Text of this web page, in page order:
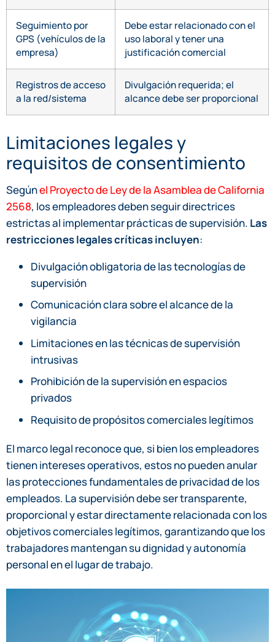
Seguimiento por
GPS (vehículos de la
empresa)
Debe estar relacionado con el
uso laboral y tener una
justificación comercial
Registros de acceso
a la red/sistema
Divulgación requerida; el
alcance debe ser proporcional
Limitaciones legales y
requisitos de consentimiento
Segúnel Proyecto de Ley de la Asamblea de California
2568, los empleadores deben seguir directrices
estrictas al implementar prácticas de supervisión. Las
restricciones legales críticas incluyen:
Divulgación obligatoria de las tecnologías de
supervisión
Comunicación clara sobre el alcance de la
vigilancia
Limitaciones en las técnicas de supervisión
intrusivas
Prohibición de la supervisión en espacios
privados
Requisito de propósitos comerciales legítimos
El marco legal reconoce que, si bien los empleadores
tienen intereses operativos, estos no pueden anular
las protecciones fundamentales de privacidad de los
empleados. La supervisión debe ser transparente,
proporcional y estar directamente relacionada con los
objetivos comerciales legítimos, garantizando que los
trabajadores mantengan su dignidad y autonomía
personal en el lugar de trabajo.